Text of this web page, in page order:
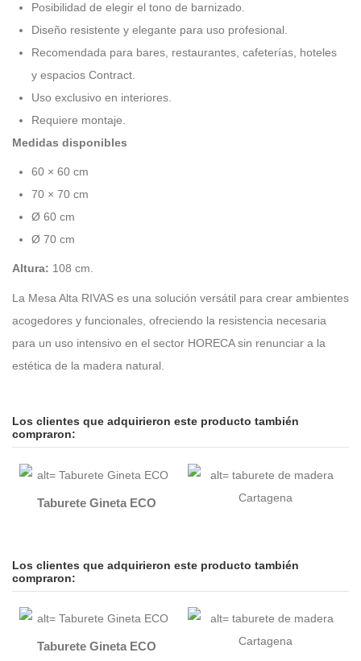
Posibilidad de elegir el tono de barnizado.
Diseño resistente y elegante para uso profesional.
Recomendada para bares, restaurantes, cafeterías, hoteles
y espacios Contract.
Uso exclusivo en interiores.
Requiere montaje.
Medidas disponibles
60 × 60 cm
70 × 70 cm
Ø 60 cm
Ø 70 cm
Altura: 108 cm.
La Mesa Alta RIVAS es una solución versátil para crear ambientes
acogedores y funcionales, ofreciendo la resistencia necesaria
para un uso intensivo en el sector HORECA sin renunciar a la
estética de la madera natural.
Los clientes que adquirieron este producto también
compraron:
Taburete Gineta ECO
Los clientes que adquirieron este producto también
compraron:
Taburete Gineta ECO